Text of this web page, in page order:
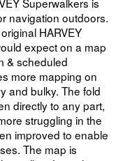
navigation outdoors.
HARVEY
expect on a map
& scheduled
more mapping on
and bulky. The fold
directly to any part,
struggling in the
improved to enable
The map is